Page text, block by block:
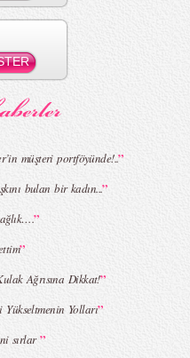
MBFWI - Zeynep Erdoğan 2015 Yaz
MBFWI - Burçe Bekrek 2015 Yaz Koleksiyonu
müşteri portföyünde!..”
bulan bir kadın...”
”
”
Ağrısına Dikkat!”
Yolları”
sırlar”